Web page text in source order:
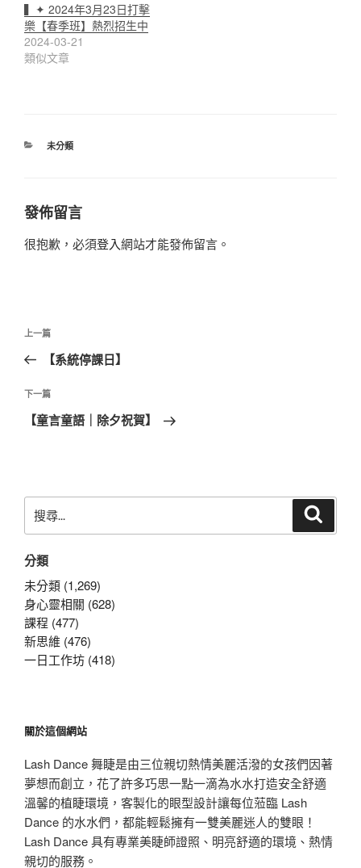
▍✦ 2024年3月23日打擊
樂【春季班】熱烈招生中
2024-03-21
類似文章
分
未分類
發佈留言
很抱歉，必須登入網站才能發佈留言。
文
導
覽
上
一
文
章
上一篇
【系統停課日】
下
一
下一篇
【童言童語｜除夕祝賀】
尋
鍵
字:
分類
未分類 (1,269)
身心靈相關 (628)
課程 (477)
新思維 (476)
一日工作坊 (418)
關於這個網站
Lash Dance 舞睫是由三位親切熱情美麗活潑的女孩們因著
夢想而創立，花了許多巧思一點一滴為水水打造安全舒適
溫馨的植睫環境，客製化的眼型設計讓每位蒞臨 Lash
Dance 的水水們，都能輕鬆擁有一雙美麗迷人的雙眼！
Lash Dance 具有專業美睫師證照、明亮舒適的環境、熱情
親切的服務。